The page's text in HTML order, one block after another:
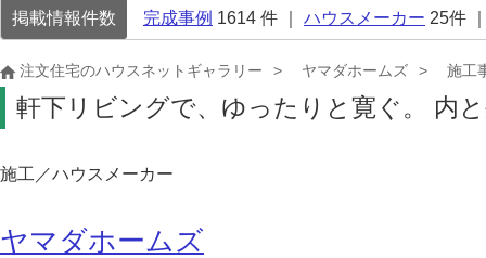
掲載情報件数 完成事例 1614 件 ｜ ハウスメーカー 25件
注文住宅のハウスネットギャラリー ヤマダホームズ 施工
軒下リビングで、ゆったりと寛ぐ。 内
施工／ハウスメーカー
ヤマダホームズ